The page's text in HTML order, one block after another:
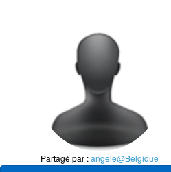
Partagé par :angele@Belgique